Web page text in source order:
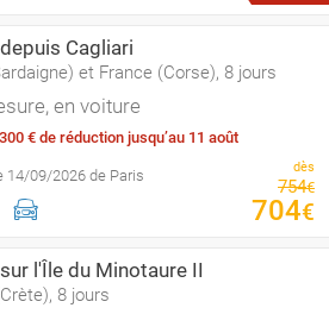
Cagliari
et France (Corse), 8 jours
en voiture
€ de réduction jusqu’au 11 août
14/09/2026 de Paris dès
754€
704€
l'Île du Minotaure II
8 jours